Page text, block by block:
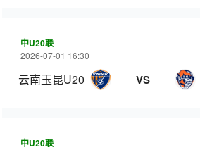
中U20联
2026-07-01 16:30
云南玉昆U20 VS
中U20联